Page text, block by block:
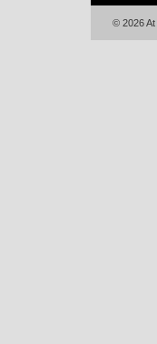
© 2026